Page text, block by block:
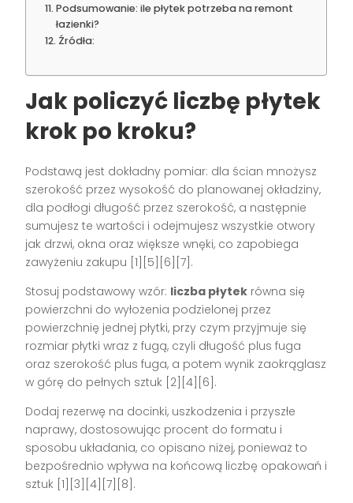
Podsumowanie: ile płytek potrzeba na remont
łazienki?
Źródła:
Jak policzyć liczbę płytek
krok po kroku?
Podstawą jest dokładny pomiar: dla ścian mnożysz
szerokość przez wysokość do planowanej okładziny,
dla podłogi długość przez szerokość, a następnie
sumujesz te wartości i odejmujesz wszystkie otwory
jak drzwi, okna oraz większe wnęki, co zapobiega
zawyżeniu zakupu [1][5][6][7].
Stosuj podstawowy wzór: liczba płytek równa się
powierzchni do wyłożenia podzielonej przez
powierzchnię jednej płytki, przy czym przyjmuje się
rozmiar płytki wraz z fugą, czyli długość plus fuga
oraz szerokość plus fuga, a potem wynik zaokrąglasz
w górę do pełnych sztuk [2][4][6].
Dodaj rezerwę na docinki, uszkodzenia i przyszłe
naprawy, dostosowując procent do formatu i
sposobu układania, co opisano niżej, ponieważ to
bezpośrednio wpływa na końcową liczbę opakowań i
sztuk [1][3][4][7][8].